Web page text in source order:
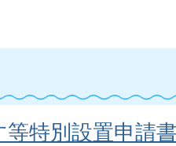
特別設置申請